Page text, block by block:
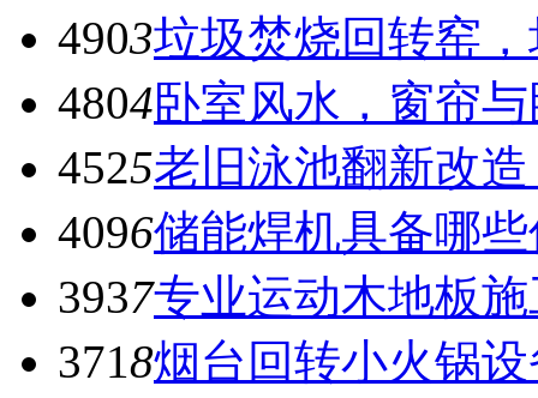
4903垃圾焚烧回转窑
4804卧室风水，窗帘
4525老旧泳池翻新改
4096储能焊机具备哪
3937专业运动木地板
3718烟台回转小火锅